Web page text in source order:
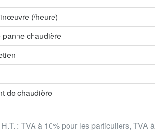
: TVA à 10% pour les particuliers, TVA
(/heure)
panne chaudière
de chaudière